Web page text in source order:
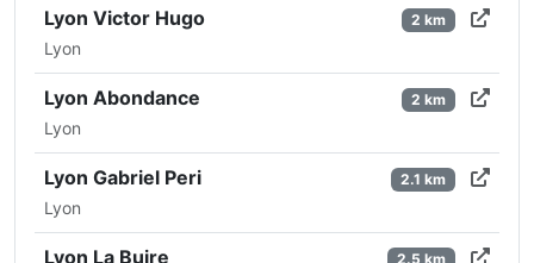
Lyon Victor Hugo
Lyon
2 km
Lyon Abondance
Lyon
2 km
Lyon Gabriel Peri
Lyon
2.1 km
Lyon La Buire 2.5 km